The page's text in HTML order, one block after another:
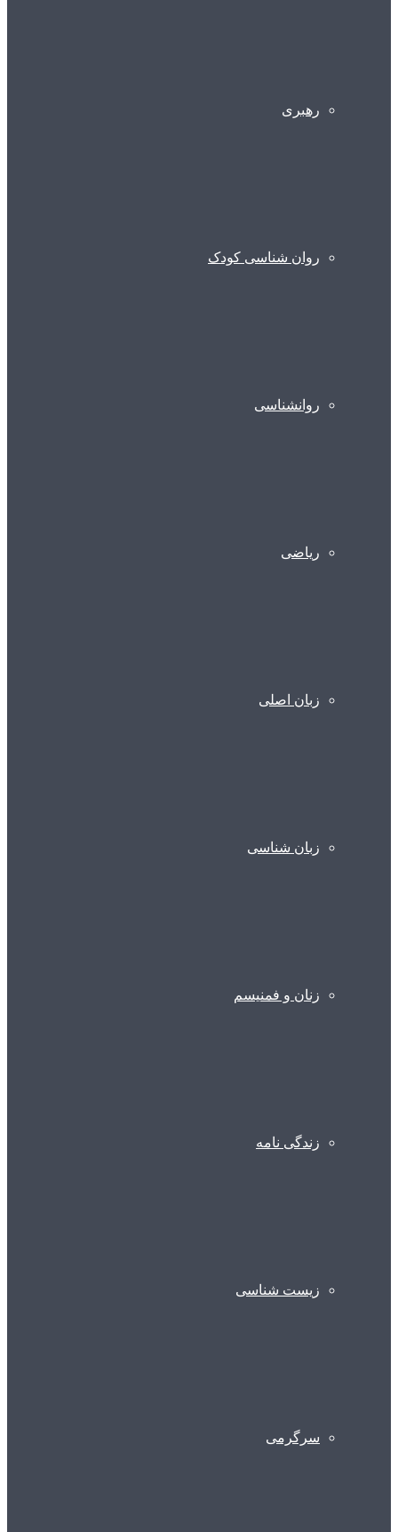
رهبری
روان شناسی کودک
روانشناسی
ریاضی
زبان اصلی
زبان شناسی
زنان و فمنیسم
زندگی نامه
زیست شناسی
سرگرمی